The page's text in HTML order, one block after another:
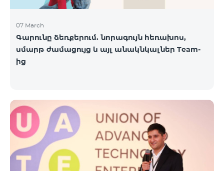
07 March
Գարունը ձեռքերում. նորագույն հեռախոս,
սմարթ ժամացույց և այլ անակնկալներ Team-
ից